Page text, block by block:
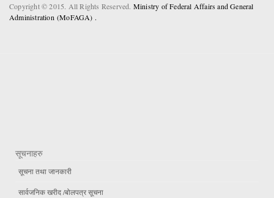
Copyright © 2015. All Rights Reserved. Ministry of Federal Affairs and General
Administration (MoFAGA) .
सूचनाहरु
सूचना तथा जानकारी
सार्वजनिक खरीद /बोलपत्र सूचना